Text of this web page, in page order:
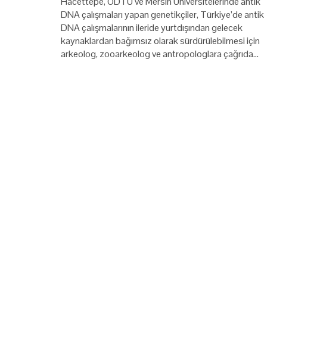
DNA çalışmaları yapan genetikçiler, Türkiye’de antik
DNA çalışmalarının ileride yurtdışından gelecek
kaynaklardan bağımsız olarak sürdürülebilmesi için
arkeolog, zooarkeolog ve antropologlara çağrıda…